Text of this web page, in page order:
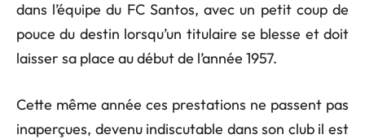
dans l’équipe du FC Santos, avec un petit coup de
pouce du destin lorsqu’un titulaire se blesse et doit
laisser sa place au début de l’année 1957.
Cette même année ces prestations ne passent pas
inaperçues, devenu indiscutable dans son club il est